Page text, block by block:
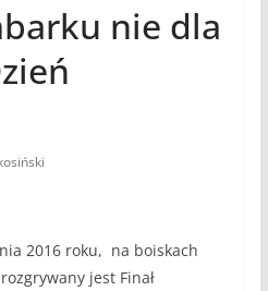
nie dla
2016 roku, na boiskach
jest Finał